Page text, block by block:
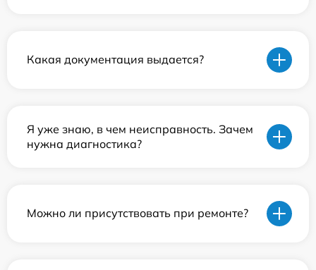
Какая документация выдается?
Я уже знаю, в чем неисправность. Зачем
нужна диагностика?
Можно ли присутствовать при ремонте?